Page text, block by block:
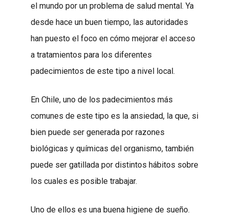
el mundo por un problema de salud mental. Ya
desde hace un buen tiempo, las autoridades
han puesto el foco en cómo mejorar el acceso
a tratamientos para los diferentes
padecimientos de este tipo a nivel local.
En Chile, uno de los padecimientos más
comunes de este tipo es la ansiedad, la que, si
bien puede ser generada por razones
biológicas y químicas del organismo, también
puede ser gatillada por distintos hábitos sobre
los cuales es posible trabajar.
Uno de ellos es una buena higiene de sueño.